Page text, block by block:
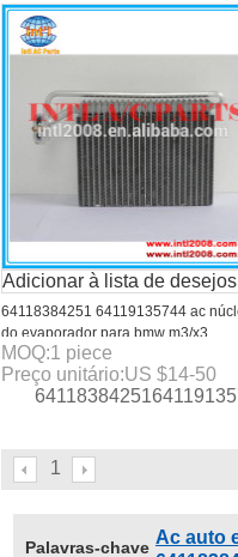
Adicionar à lista de desejos
64118384251 64119135744 ac
do evaporador para bmw m3/x3
64118384251 64119135744
MOQ:1 piece
Preço unitário:US $14-50
1
Palavras-chave Ac auto